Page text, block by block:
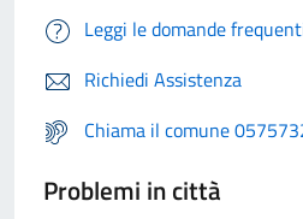
Leggi le domande
Richiedi Assistenza
Chiama il comune
Problemi in città